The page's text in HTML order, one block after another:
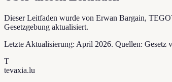
Dieser Leitfaden wurde von Erwan Bargain,
Gesetzgebung aktualisiert.
Letzte Aktualisierung: April 2026. Quellen: Gesetz
T
tevaxia.lu